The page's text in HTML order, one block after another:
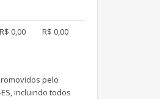
R$ 0,00 R$ 0,00
pelo
incluindo todos